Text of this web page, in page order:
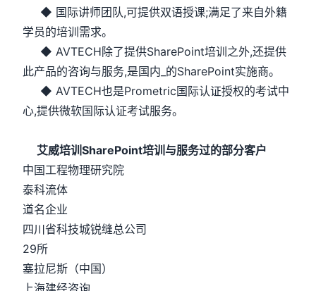
◆ 国际讲师团队,可提供双语授课;满足了来自外籍
学员的培训需求。
◆ AVTECH除了提供SharePoint培训之外,还提供
此产品的咨询与服务,是国内_的SharePoint实施商。
◆ AVTECH也是Prometric国际认证授权的考试中
心,提供微软国际认证考试服务。
艾威培训SharePoint培训与服务过的部分客户
中国工程物理研究院
泰科流体
道名企业
四川省科技城锐缝总公司
29所
塞拉尼斯（中国）
上海建经咨询